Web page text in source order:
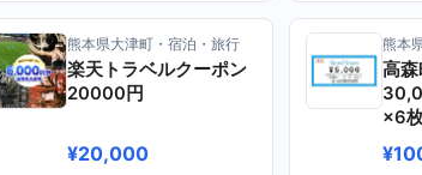
熊本県大津町・宿泊・旅行
楽天トラベルクーポン
20000円
¥20,000
熊本
高
×6